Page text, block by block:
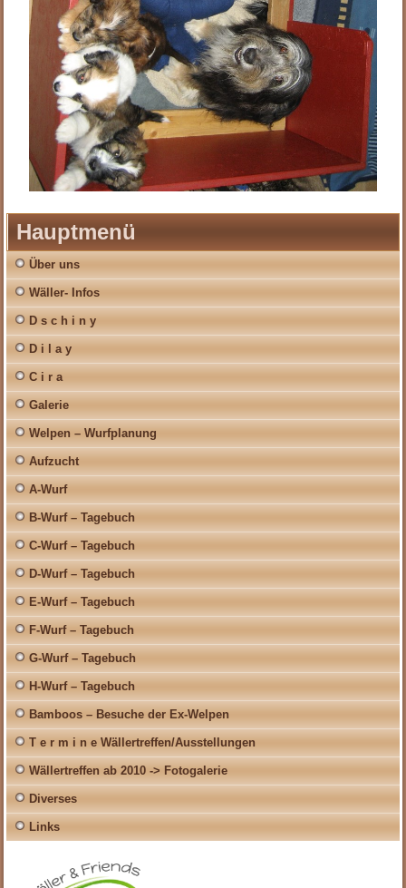
Hauptmenü
Über uns
Wäller- Infos
D s c h i n y
D i l a y
C i r a
Galerie
Welpen – Wurfplanung
Aufzucht
A-Wurf
B-Wurf – Tagebuch
C-Wurf – Tagebuch
D-Wurf – Tagebuch
E-Wurf – Tagebuch
F-Wurf – Tagebuch
G-Wurf – Tagebuch
H-Wurf – Tagebuch
Bamboos – Besuche der Ex-Welpen
T e r m i n e Wällertreffen/Ausstellungen
Wällertreffen ab 2010 -> Fotogalerie
Diverses
Links